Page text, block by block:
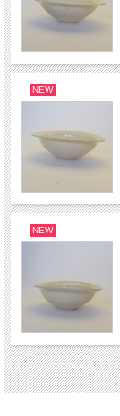
NEW
NEW